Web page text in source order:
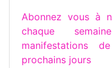
Abonnez vous à
chaque
manifestations
prochains jours